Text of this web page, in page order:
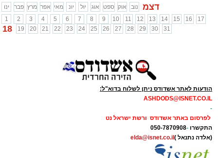
ינו
פבר מרץ אפר מאי יונ יול אוג ספט אוק נוב דצמ
1 2 3 4 5 6 7 8 9 10 11 12 13 14 15 16 17
18 19 20 21 22 23 24 25 26 27 28 29 30 31
הודעות לאתר אשדודס ניתן לשלוח בדוא"ל:
ASHDODS@ISNET.CO.IL
-
לפרסום באתר אשדודס ורשת ישראל נט
התקשרו -
050-7870908
(אלדה נתנאל ) elda@isnet.co.il